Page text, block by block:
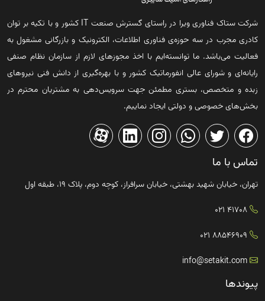
شرکت ستاک فناوری ویرا در راستای گسترش صنعت IT کشور و با تکیه بر توان
کادری مجرب در سه حوزه‌ی فناوری اطلاعات، الکترونیک و بازرگانی مشغول به
فعالیت می‌باشد. ما توانسته‌ایم با اخذ مجوزهای لازم از سازمان نظام صنفی
رایانه‌ای و شورای عالی انفورماتیک کشور و با بهره‌گیری از دانش فنی نیروهای
زبده و متخصص، بستری مطمئن جهت سرویس‌دهی به مشتریان محترم در
بخش‌های خصوصی و دولتی ایجاد نماییم.
تماس با ما
تهران، خیابان شهید بهشتی، خیابان سرافراز، کوچه دوم، پلاک ۱۹، طبقه اول
41708 021
88546909 021
info@setakit.com
پیوندها